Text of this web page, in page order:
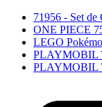
71956 - Set
ONE PIECE
LEGO
PLAYMOBIL
PLAYMOBIL